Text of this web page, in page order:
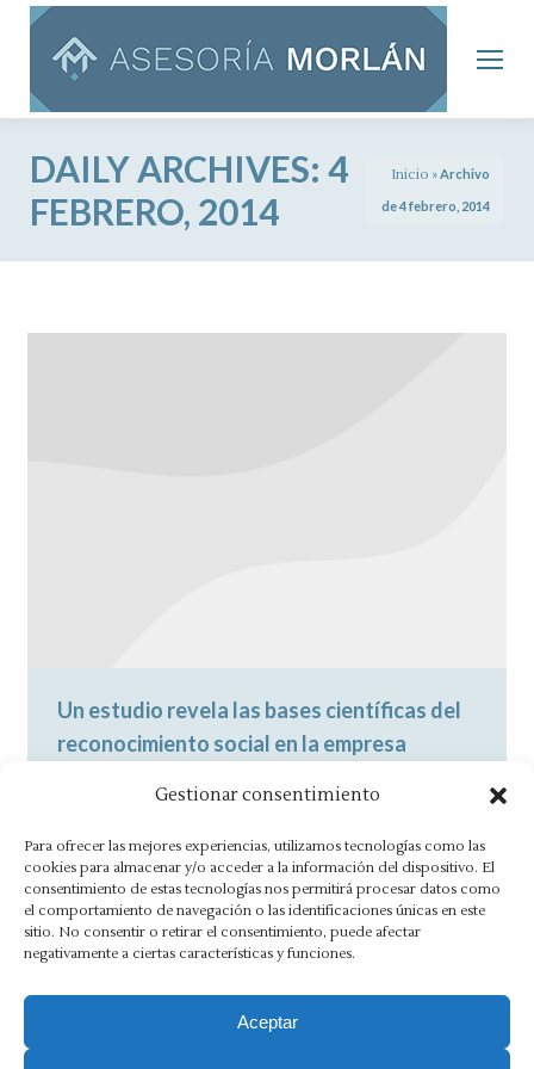
Gestionar consentimiento
Para ofrecer las mejores experiencias, utilizamos tecnologías como las
cookies para almacenar y/o acceder a la información del dispositivo. El
consentimiento de estas tecnologías nos permitirá procesar datos como
el comportamiento de navegación o las identificaciones únicas en este
sitio. No consentir o retirar el consentimiento, puede afectar
negativamente a ciertas características y funciones.
Aceptar
DAILY ARCHIVES: 4
FEBRERO, 2014
Inicio »Archivo
de 4 febrero, 2014
Un estudio revela las bases científicas del
reconocimiento social en la empresa
Asesoría Morlán 4 febrero, 2014
recompensación funciona, es evidente. Nos
hemos venido haciendo eco de las decenas
de estudios y…